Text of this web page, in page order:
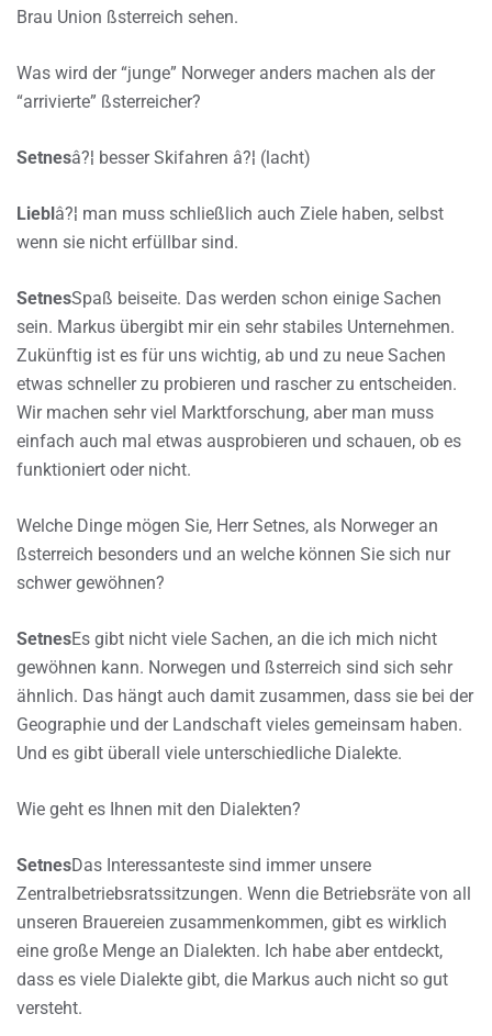
Brau Union ßsterreich sehen.
Was wird der “junge” Norweger anders machen als der
“arrivierte” ßsterreicher?
Setnesâ?¦ besser Skifahren â?¦ (lacht)
Lieblâ?¦ man muss schließlich auch Ziele haben, selbst
wenn sie nicht erfüllbar sind.
SetnesSpaß beiseite. Das werden schon einige Sachen
sein. Markus übergibt mir ein sehr stabiles Unternehmen.
Zukünftig ist es für uns wichtig, ab und zu neue Sachen
etwas schneller zu probieren und rascher zu entscheiden.
Wir machen sehr viel Marktforschung, aber man muss
einfach auch mal etwas ausprobieren und schauen, ob es
funktioniert oder nicht.
Welche Dinge mögen Sie, Herr Setnes, als Norweger an
ßsterreich besonders und an welche können Sie sich nur
schwer gewöhnen?
SetnesEs gibt nicht viele Sachen, an die ich mich nicht
gewöhnen kann. Norwegen und ßsterreich sind sich sehr
ähnlich. Das hängt auch damit zusammen, dass sie bei der
Geographie und der Landschaft vieles gemeinsam haben.
Und es gibt überall viele unterschiedliche Dialekte.
Wie geht es Ihnen mit den Dialekten?
SetnesDas Interessanteste sind immer unsere
Zentralbetriebsratssitzungen. Wenn die Betriebsräte von all
unseren Brauereien zusammenkommen, gibt es wirklich
eine große Menge an Dialekten. Ich habe aber entdeckt,
dass es viele Dialekte gibt, die Markus auch nicht so gut
versteht.